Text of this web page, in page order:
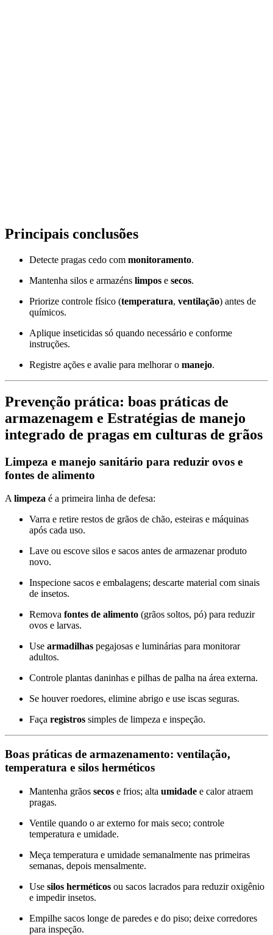
Principais conclusões
Detecte pragas cedo com monitoramento.
Mantenha silos e armazéns limpos e secos.
Priorize controle físico (temperatura, ventilação) antes de
químicos.
Aplique inseticidas só quando necessário e conforme
instruções.
Registre ações e avalie para melhorar o manejo.
Prevenção prática: boas práticas de
armazenagem e Estratégias de manejo
integrado de pragas em culturas de grãos
Limpeza e manejo sanitário para reduzir ovos e
fontes de alimento
A limpeza é a primeira linha de defesa:
Varra e retire restos de grãos de chão, esteiras e máquinas
após cada uso.
Lave ou escove silos e sacos antes de armazenar produto
novo.
Inspecione sacos e embalagens; descarte material com sinais
de insetos.
Remova fontes de alimento (grãos soltos, pó) para reduzir
ovos e larvas.
Use armadilhas pegajosas e luminárias para monitorar
adultos.
Controle plantas daninhas e pilhas de palha na área externa.
Se houver roedores, elimine abrigo e use iscas seguras.
Faça registros simples de limpeza e inspeção.
Boas práticas de armazenamento: ventilação,
temperatura e silos herméticos
Mantenha grãos secos e frios; alta umidade e calor atraem
pragas.
Ventile quando o ar externo for mais seco; controle
temperatura e umidade.
Meça temperatura e umidade semanalmente nas primeiras
semanas, depois mensalmente.
Use silos herméticos ou sacos lacrados para reduzir oxigênio
e impedir insetos.
Empilhe sacos longe de paredes e do piso; deixe corredores
para inspeção.